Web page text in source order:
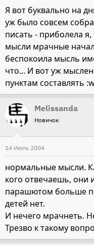
Я вот буквально на
уж было совсем
писать - приболела
мысли мрачные
беспокоила мысль
что... И вот уж
пунктам составлять
Melissanda
Новичок
14 Июль 2004
нормальные мысли.
кого отвечаешь, они
парашютом больше
детей нет.
И нечего мрачнеть.
Трезво к такому